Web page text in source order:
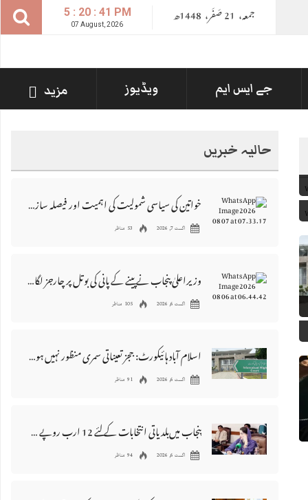
5 : 20 : 41 PM
07 August, 2026 جمعہ، 21صــَــفــَــر،1448ھ
جے ایس ایم ویڈیوز مزید
حالیہ خبریں
خواتین کی سیاسی شمولیت کی اہمیت اور فیصلہ سازی کے عمل میں فعال کردار
اگست 7, 2026 53 مناظر
وزیراعلیٰ پنجاب نے پینے کے پانی کی بوتل پر چارجز لگانے کی تجویز مستر دکر دی
اگست 6, 2026 105 مناظر
اسلام آباد ہائیکورٹ: ججز تعیناتی سمری منظور نہیں‌ ہونے کے خٌلاف فیصلہ محفوظ
اگست 6, 2026 91 مناظر
پنجاب میں‌بلدیاتی انتخابات کے لئے 12 ارب روپے سے زائد مختص کرنے کی منظوری
اگست 6, 2026 94 مناظر